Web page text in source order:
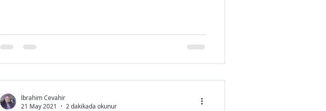
İbrahim Cevahir
21 May 2021
2 dakikada okunur